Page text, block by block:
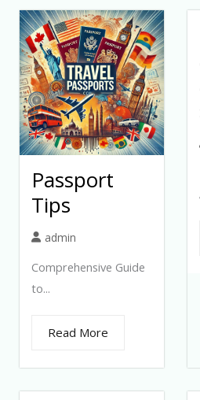
Passport
Tips
admin
Comprehensive Guide
to...
Read More